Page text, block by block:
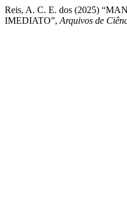
Reis, A. C. E. dos (2025)
IMEDIATO”, Arquivos de